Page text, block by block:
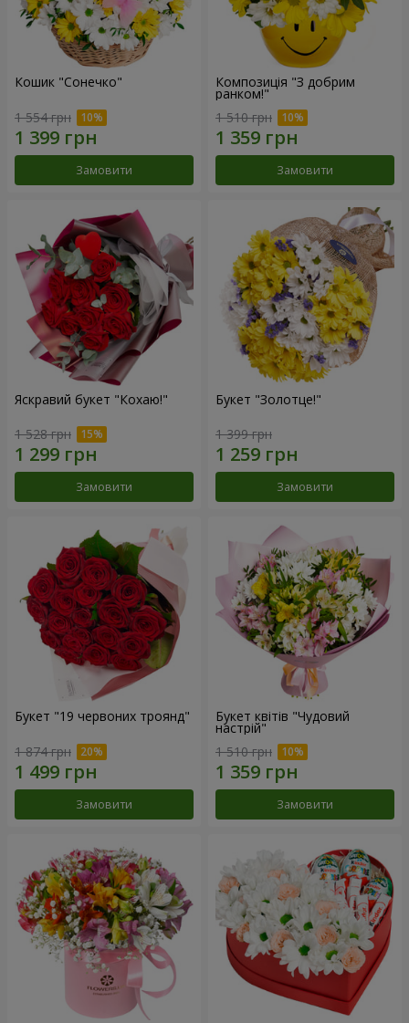
Кошик "Сонечко"
1 554 грн
Замовити
Композиція "З добрим
ранком!"
1 510 грн
Замовити
Яскравий букет "Кохаю!"
1 528 грн
Замовити
Букет "Золотце!"
1 399 грн
Замовити
Букет "19 червоних троянд"
1 874 грн
Замовити
Букет квітів "Чудовий
настрій"
1 510 грн
Замовити